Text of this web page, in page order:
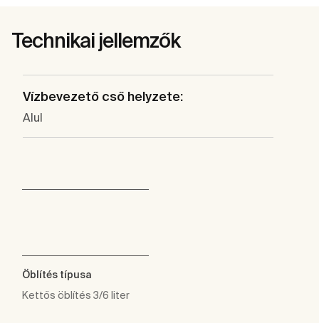
Technikai jellemzők
Vízbevezető cső helyzete:
Alul
Öblítés típusa
Kettős öblítés 3/6 liter